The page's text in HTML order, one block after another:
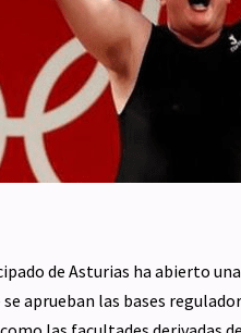
de Asturias ha abierto una
aprueban las bases